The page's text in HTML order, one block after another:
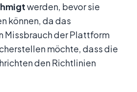
werden, bevor sie
können, da das
Missbrauch der Plattform
möchte, dass die
den Richtlinien